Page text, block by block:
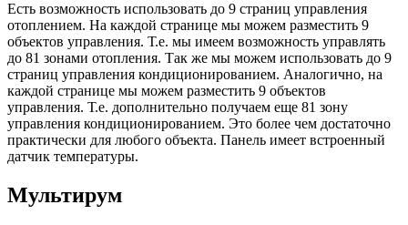
Есть возможность использовать до 9 страниц управления
отоплением. На каждой странице мы можем разместить 9
объектов управления. Т.е. мы имеем возможность управлять
до 81 зонами отопления. Так же мы можем использовать до 9
страниц управления кондиционированием. Аналогично, на
каждой странице мы можем разместить 9 объектов
управления. Т.е. дополнительно получаем еще 81 зону
управления кондиционированием. Это более чем достаточно
практически для любого объекта. Панель имеет встроенный
датчик температуры.
Мультирум